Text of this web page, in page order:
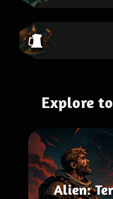
Explore
Alien: